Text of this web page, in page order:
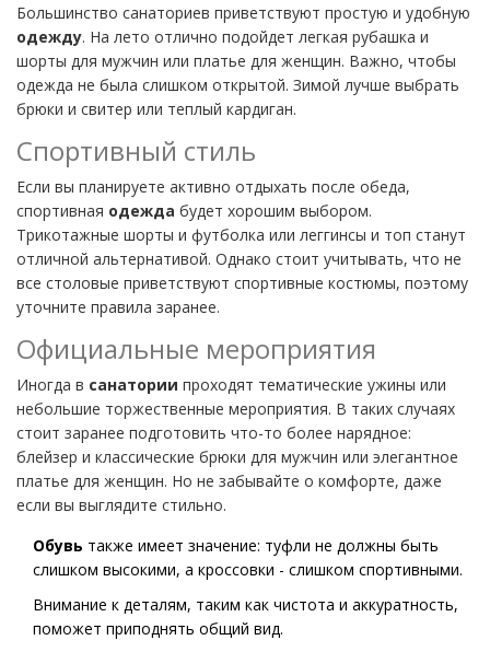
Большинство санаториев приветствуют простую и удобную
одежду. На лето отлично подойдет легкая рубашка и
шорты для мужчин или платье для женщин. Важно, чтобы
одежда не была слишком открытой. Зимой лучше выбрать
брюки и свитер или теплый кардиган.
Спортивный стиль
Если вы планируете активно отдыхать после обеда,
спортивная одежда будет хорошим выбором.
Трикотажные шорты и футболка или леггинсы и топ станут
отличной альтернативой. Однако стоит учитывать, что не
все столовые приветствуют спортивные костюмы, поэтому
уточните правила заранее.
Официальные мероприятия
Иногда в санатории проходят тематические ужины или
небольшие торжественные мероприятия. В таких случаях
стоит заранее подготовить что-то более нарядное:
блейзер и классические брюки для мужчин или элегантное
платье для женщин. Но не забывайте о комфорте, даже
если вы выглядите стильно.
Обувь также имеет значение: туфли не должны быть
слишком высокими, а кроссовки - слишком спортивными.
Внимание к деталям, таким как чистота и аккуратность,
поможет приподнять общий вид.